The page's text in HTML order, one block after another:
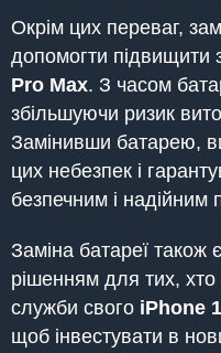
Окрім цих переваг,
допомогти підвищити
Pro Max. З часом
збільшуючи ризик
Замінивши батарею,
цих небезпек і
безпечним і надійним
Заміна батареї також
рішенням для тих,
служби свого iPhone
щоб інвестувати в